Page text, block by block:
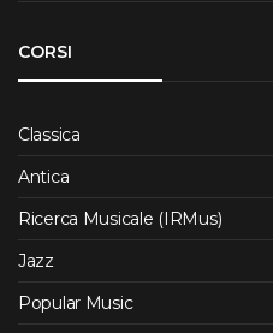
CORSI
Classica
Antica
Ricerca Musicale (IRMus)
Jazz
Popular Music